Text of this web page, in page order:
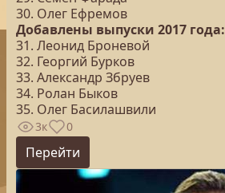
30. Олег Ефремов
Добавлены выпуски 2017 года:
31. Леонид Броневой
32. Георгий Бурков
33. Александр Збруев
34. Ролан Быков
35. Олег Басилашвили
3к 0
Перейти